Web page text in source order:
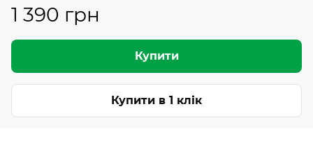
1 390 грн
Купити
Купити в 1 клік